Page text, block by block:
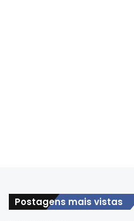
Postagens mais vistas